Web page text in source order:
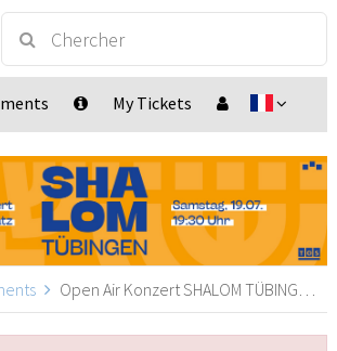
My Tickets
Open Air Konzert SHALOM TÜBINGEN, Tübingen